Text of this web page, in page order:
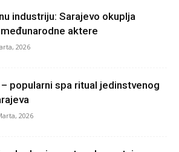
industriju: Sarajevo okuplja
aktere
2026
popularni spa ritual jedinstvenog
2026